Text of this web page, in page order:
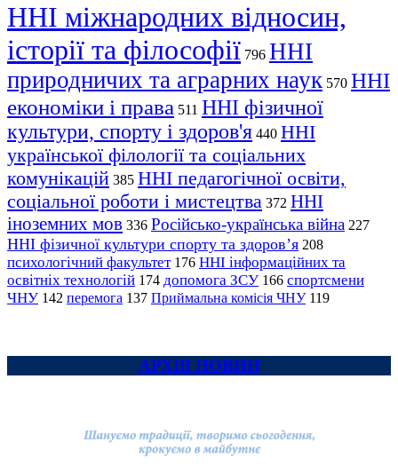
ННІ міжнародних відносин,
історії та філософії 796 ННІ
природничих та аграрних наук 570 ННІ
економіки і права 511 ННІ фізичної
культури, спорту і здоров'я 440 ННІ
української філології та соціальних
комунікацій 385 ННІ педагогічної освіти,
соціальної роботи і мистецтва 372 ННІ
іноземних мов 336 Російсько-українська війна 227
ННІ фізичної культури спорту та здоров’я 208
психологічний факультет 176 ННІ інформаційних та
освітніх технологій 174 допомога ЗСУ 166 спортсмени
ЧНУ 142 перемога 137 Приймальна комісія ЧНУ 119
АРХІВ НОВИН